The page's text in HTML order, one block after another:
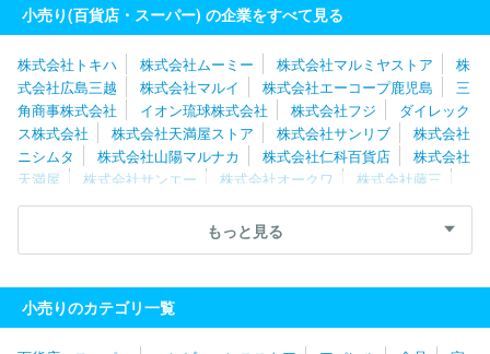
小売り(百貨店・スーパー) の企業をすべて見る
株式会社トキハ 株式会社ムーミー 株式会社マルミヤストア
株
式会社広島三越
株式会社マルイ 株式会社エーコープ鹿児島
三
角商事株式会社
イオン琉球株式会社 株式会社フジ
ダイレック
ス株式会社
株式会社天満屋ストア 株式会社サンリブ
株式会社
ニシムタ
株式会社山陽マルナカ 株式会社仁科百貨店
株式会社
天満屋
株式会社サンエー 株式会社オークワ
株式会社藤三
株式会社サニーマート
株式会社マルナカ
株式会社鶴屋百貨店
株式会社マルヨシセンター
ス
株式会社阪急阪神百貨店 株式会社なかむら
株式会社サンデ
ィ
株式会社大近 株式会社ドミー
もっと見る
小売りのカテゴリ一覧